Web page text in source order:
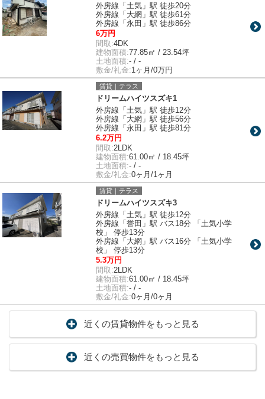
外房線「土気」駅 徒歩20分
外房線「大網」駅 徒歩61分
外房線「永田」駅 徒歩86分
6万円
間取:4DK
建物面積:77.85㎡ / 23.54坪
土地面積:- / -
敷金/礼金:1ヶ月/0万円
賃貸｜テラス
ドリームハイツスズキ1
外房線「土気」駅 徒歩12分
外房線「大網」駅 徒歩56分
外房線「永田」駅 徒歩81分
6.2万円
間取:2LDK
建物面積:61.00㎡ / 18.45坪
土地面積:- / -
敷金/礼金:0ヶ月/1ヶ月
賃貸｜テラス
ドリームハイツスズキ3
外房線「土気」駅 徒歩12分
外房線「誉田」駅 バス18分 「土気小学
校」 停歩13分
外房線「大網」駅 バス16分 「土気小学
校」 停歩13分
5.3万円
間取:2LDK
建物面積:61.00㎡ / 18.45坪
土地面積:- / -
敷金/礼金:0ヶ月/0ヶ月
近くの賃貸物件をもっと見る
近くの売買物件をもっと見る